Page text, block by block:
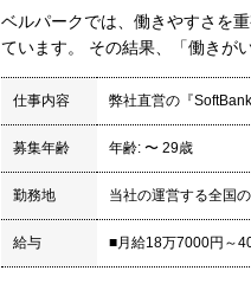
ベルパークでは、働きやすさを
ています。 その結果、「働きが
仕事内容 弊社直営の『
募集年齢 年齢: 〜 29歳
勤務地 当社の運営する全国
給与 ■月給18万7000円～